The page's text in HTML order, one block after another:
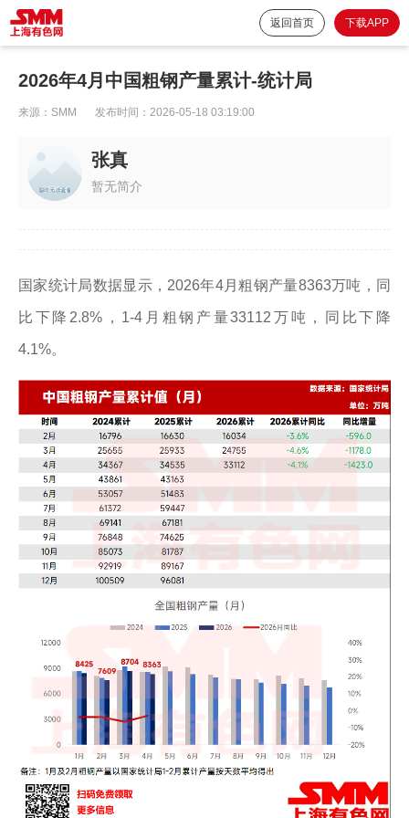
返回首页 下载APP
2026年4月中国粗钢产量累计-统计局
来源： SMM 发布时间： 2026-05-18 03:19:00
张真
暂无简介
国家统计局数据显示，2026年4月粗钢产量8363万吨，同
比下降2.8%，1-4月粗钢产量33112万吨，同比下降
4.1%。